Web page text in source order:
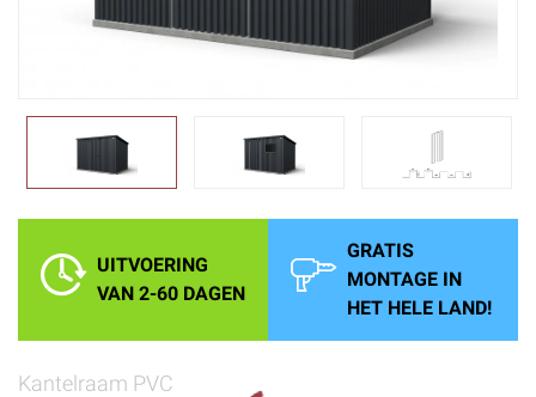
UITVOERING
VAN 2-60 DAGEN
GRATIS
MONTAGE IN
HET HELE LAND!
Kantelraam PVC